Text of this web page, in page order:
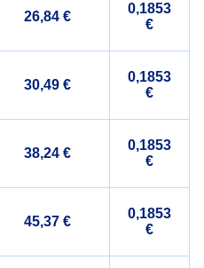
26,84 €
0,1853
€
30,49 €
0,1853
€
38,24 €
0,1853
€
45,37 €
0,1853
€